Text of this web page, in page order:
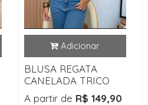
BLUSA REGATA
CANELADA TRICO
A partir de R$ 149,90